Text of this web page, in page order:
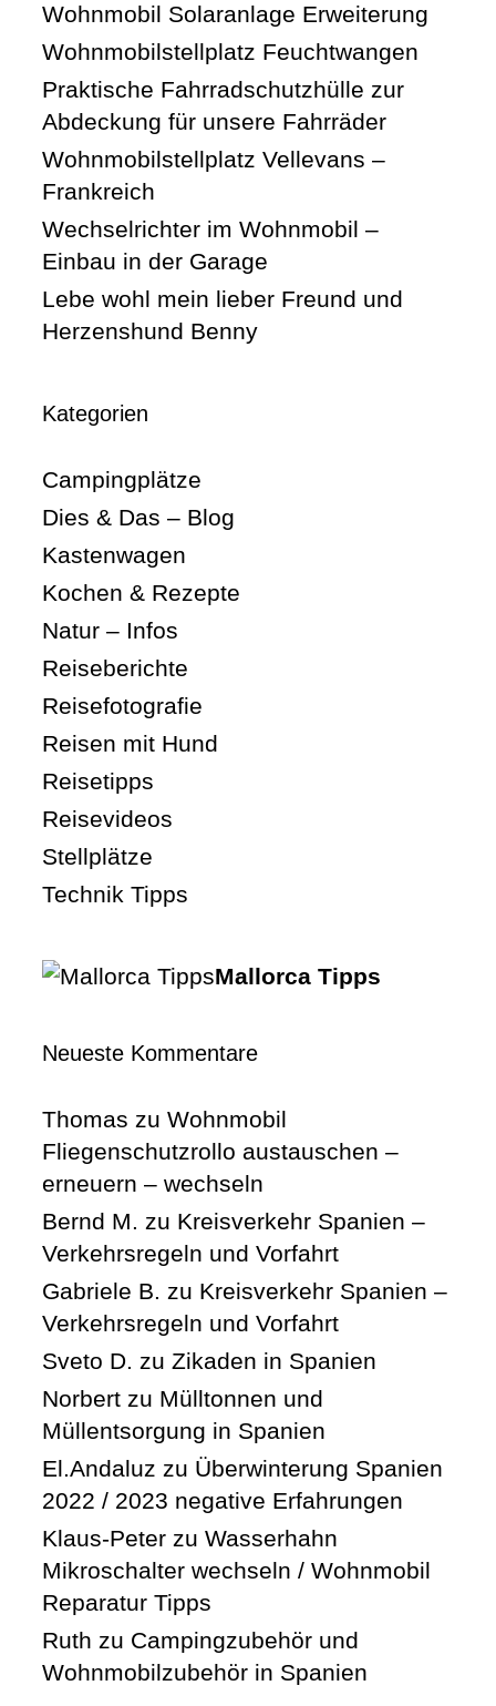
Wohnmobil Solaranlage Erweiterung
Wohnmobilstellplatz Feuchtwangen
Praktische Fahrradschutzhülle zur
Abdeckung für unsere Fahrräder
Wohnmobilstellplatz Vellevans –
Frankreich
Wechselrichter im Wohnmobil –
Einbau in der Garage
Lebe wohl mein lieber Freund und
Herzenshund Benny
Kategorien
Campingplätze
Dies & Das – Blog
Kastenwagen
Kochen & Rezepte
Natur – Infos
Reiseberichte
Reisefotografie
Reisen mit Hund
Reisetipps
Reisevideos
Stellplätze
Technik Tipps
Mallorca Tipps
Neueste Kommentare
Thomas zu Wohnmobil
Fliegenschutzrollo austauschen –
erneuern – wechseln
Bernd M. zu Kreisverkehr Spanien –
Verkehrsregeln und Vorfahrt
Gabriele B. zu Kreisverkehr Spanien –
Verkehrsregeln und Vorfahrt
Sveto D. zu Zikaden in Spanien
Norbert zu Mülltonnen und
Müllentsorgung in Spanien
El.Andaluz zu Überwinterung Spanien
2022 / 2023 negative Erfahrungen
Klaus-Peter zu Wasserhahn
Mikroschalter wechseln / Wohnmobil
Reparatur Tipps
Ruth zu Campingzubehör und
Wohnmobilzubehör in Spanien